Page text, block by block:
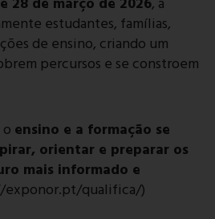
estudantes, famílias,
de ensino, criando um
percursos e se constroem
ensino e a formação se
orientar e preparar os
mais informado e
exponor.pt/qualifica/)